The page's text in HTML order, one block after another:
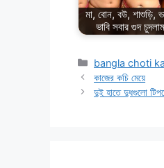
মা, বোন, বউ, শাশুড়ি,
ভাবি সবার গুদ চুদলাম
Categories
bangla choti
কাজের কচি মেয়ে
দুই হাতে দুধগুলো